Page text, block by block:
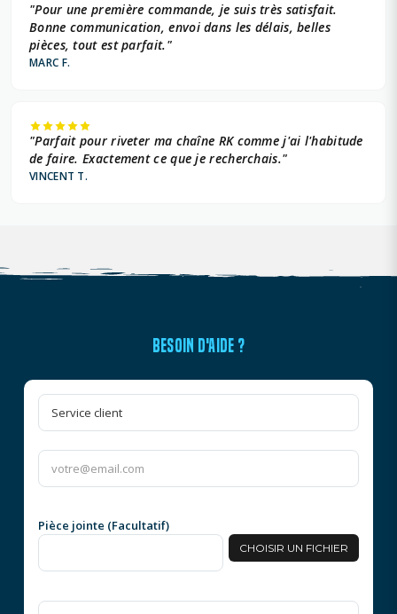
"Pour une première commande, je suis très satisfait.
Bonne communication, envoi dans les délais, belles
pièces, tout est parfait."
MARC F.
"Parfait pour riveter ma chaîne RK comme j'ai l'habitude
de faire. Exactement ce que je recherchais."
VINCENT T.
BESOIN D'AIDE ?
Pièce jointe (Facultatif)
CHOISIR UN FICHIER